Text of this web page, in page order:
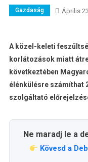
Gazdaság Április
A közel-keleti
korlátozások miatt
következtében
élénkülésre számíthat
szolgáltató
Ne maradj le a
Kövesd a